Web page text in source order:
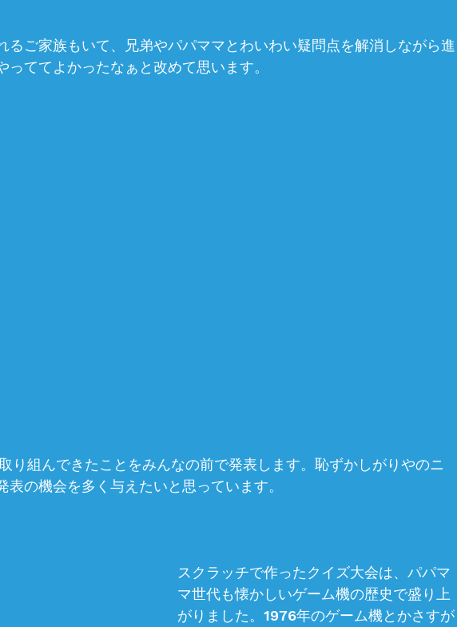
ご家族もいて、兄弟やパパママとわいわい疑問点を解消しながら進
っててよかったなぁと改めて思います。
り組んできたことをみんなの前で発表します。恥ずかしがりやのニ
表の機会を多く与えたいと思っています。
スクラッチで作ったクイズ大会は、パパマ
マ世代も懐かしいゲーム機の歴史で盛り上
がりました。1976年のゲーム機とかさすが